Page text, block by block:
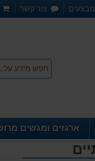
מבצעים צור קשר
ארגזים ומגשים